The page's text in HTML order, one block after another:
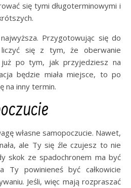
się tymi długoterminowymi i
Przygotowując się do
się z tym, że oberwanie
po tym, jak przyjedziesz na
będzie miała miejsce, to po
na inny termin.
własne samopoczucie. Nawet,
ale Ty się źle czujesz to nie
skok ze spadochronem ma być
Ty powinieneś być całkowicie
Jeśli, więc mają rozpraszać